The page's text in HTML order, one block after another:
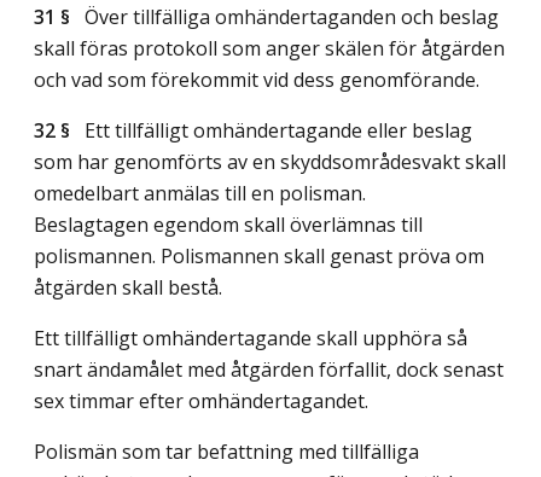
31 § Över tillfälliga omhändertaganden och beslag
skall föras protokoll som anger skälen för åtgärden
och vad som förekommit vid dess genomförande.
32 § Ett tillfälligt omhändertagande eller beslag
som har genomförts av en skyddsområdesvakt skall
omedelbart anmälas till en polisman.
Beslagtagen egendom skall överlämnas till
polismannen. Polismannen skall genast pröva om
åtgärden skall bestå.
Ett tillfälligt omhändertagande skall upphöra så
snart ändamålet med åtgärden förfallit, dock senast
sex timmar efter omhändertagandet.
Polismän som tar befattning med tillfälliga